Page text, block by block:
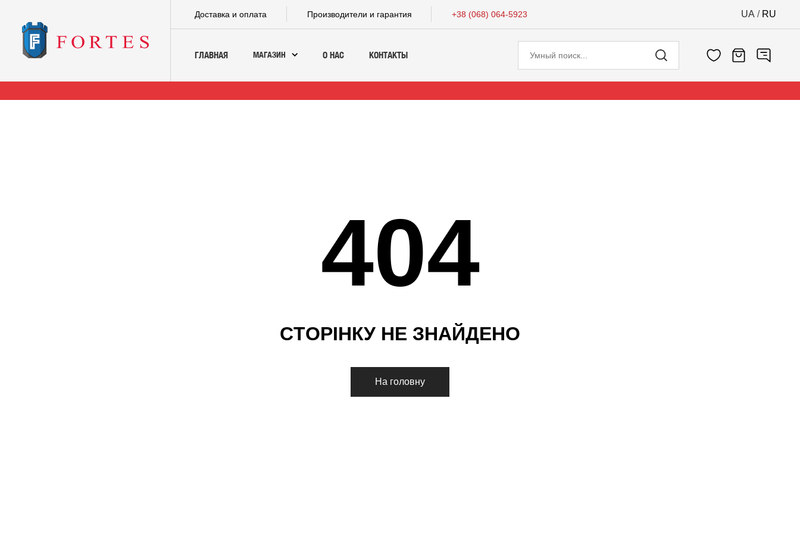
Доставка и оплата Производители и гарантия +38 (068) 064-5923 UA / RU
ГЛАВНАЯ МАГАЗИН О НАС КОНТАКТЫ
404
СТОРІНКУ НЕ ЗНАЙДЕНО
На головну